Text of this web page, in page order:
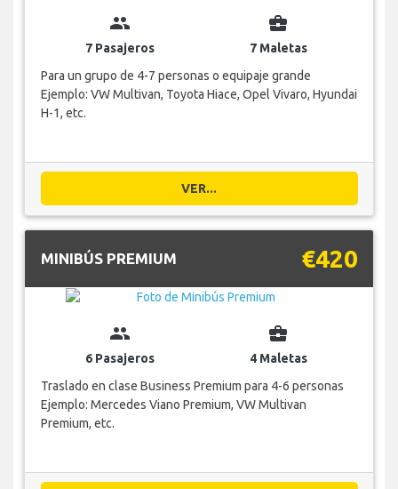
group
7 Pasajeros
business_center
7 Maletas
Para un grupo de 4-7 personas o equipaje grande
Ejemplo: VW Multivan, Toyota Hiace, Opel Vivaro, Hyundai
H-1, etc.
VER...
MINIBÚS PREMIUM €420
group
6 Pasajeros
business_center
4 Maletas
Traslado en clase Business Premium para 4-6 personas
Ejemplo: Mercedes Viano Premium, VW Multivan
Premium, etc.